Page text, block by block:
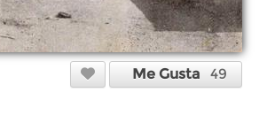
Me Gusta 49